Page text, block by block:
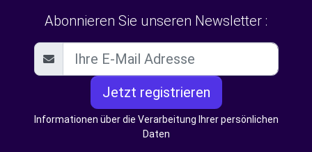
Abonnieren Sie unseren Newsletter :
Jetzt registrieren
Informationen über die Verarbeitung Ihrer persönlichen
Daten